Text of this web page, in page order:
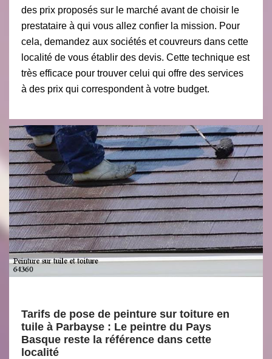
des prix proposés sur le marché avant de choisir le
prestataire à qui vous allez confier la mission. Pour
cela, demandez aux sociétés et couvreurs dans cette
localité de vous établir des devis. Cette technique est
très efficace pour trouver celui qui offre des services
à des prix qui correspondent à votre budget.
Tarifs de pose de peinture sur toiture en
tuile à Parbayse : Le peintre du Pays
Basque reste la référence dans cette
localité